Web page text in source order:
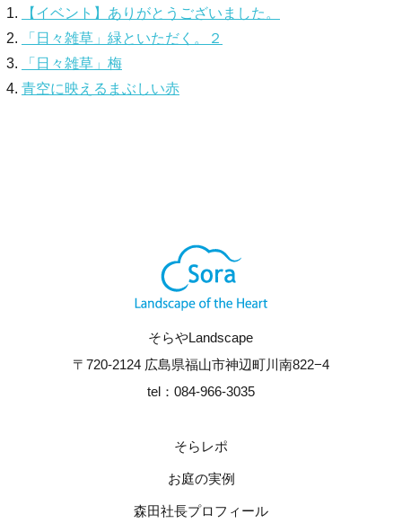
【イベント】ありがとうございました。
「日々雑草」緑といただく。２
「日々雑草」梅
青空に映えるまぶしい赤
そらやLandscape
〒720-2124 広島県福山市神辺町川南822−4
tel：084-966-3035
そらレポ
お庭の実例
森田社長プロフィール